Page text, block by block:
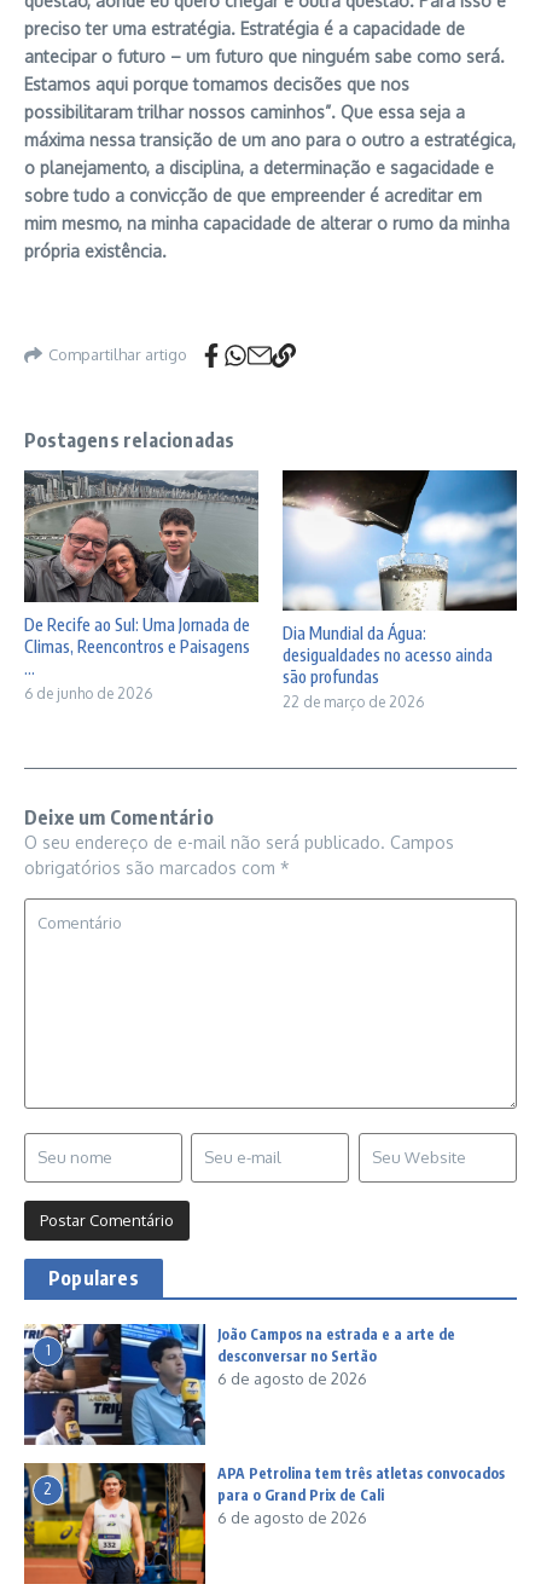
preciso ter uma estratégia. Estratégia é a capacidade de
antecipar o futuro – um futuro que ninguém sabe como será.
Estamos aqui porque tomamos decisões que nos
possibilitaram trilhar nossos caminhos”. Que essa seja a
máxima nessa transição de um ano para o outro a estratégica,
o planejamento, a disciplina, a determinação e sagacidade e
sobre tudo a convicção de que empreender é acreditar em
mim mesmo, na minha capacidade de alterar o rumo da minha
própria existência.
Compartilhar artigo
Postagens relacionadas
De Recife ao Sul: Uma Jornada de
Climas, Reencontros e Paisagens
...
6 de junho de 2026
Dia Mundial da Água:
desigualdades no acesso ainda
são profundas
22 de março de 2026
Deixe um Comentário
O seu endereço de e-mail não será publicado. Campos
obrigatórios são marcados com *
Populares
1
João Campos na estrada e a arte de
desconversar no Sertão
6 de agosto de 2026
2
APA Petrolina tem três atletas convocados
para o Grand Prix de Cali
6 de agosto de 2026